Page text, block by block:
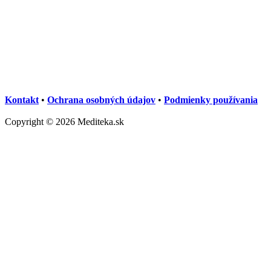
Kontakt • Ochrana osobných údajov • Podmienky používania
Copyright © 2026 Mediteka.sk